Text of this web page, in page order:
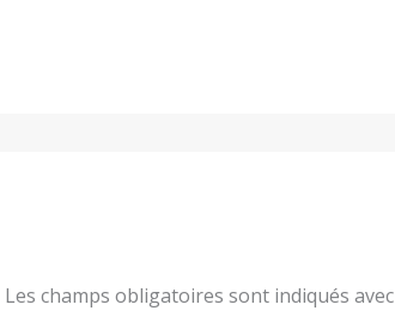
Les champs obligatoires sont indiqués avec